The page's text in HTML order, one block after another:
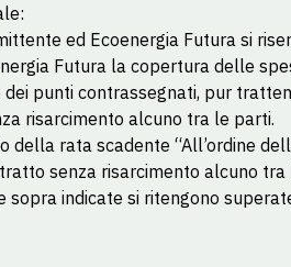
ed Ecoenergia Futura si
Futura la copertura delle
punti contrassegnati, pur
risarcimento alcuno tra le parti.
della rata scadente “All’ordine
senza risarcimento alcuno tra
sopra indicate si ritengono